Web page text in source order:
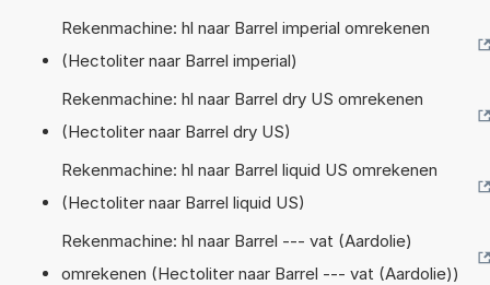
Rekenmachine: hl naar Barrel imperial omrekenen
(Hectoliter naar Barrel imperial)
Rekenmachine: hl naar Barrel dry US omrekenen
(Hectoliter naar Barrel dry US)
Rekenmachine: hl naar Barrel liquid US omrekenen
(Hectoliter naar Barrel liquid US)
Rekenmachine: hl naar Barrel --- vat (Aardolie)
omrekenen (Hectoliter naar Barrel --- vat (Aardolie))